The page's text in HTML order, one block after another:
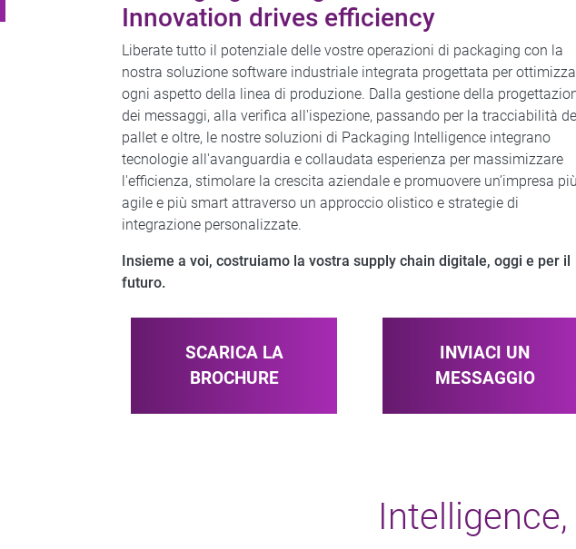
Innovation drives efficiency
Liberate tutto il potenziale delle vostre operazioni di packaging con la
nostra soluzione software industriale integrata progettata per
ogni aspetto della linea di produzione. Dalla gestione della
dei messaggi, alla verifica all'ispezione, passando per la tracciabilità
pallet e oltre, le nostre soluzioni di Packaging Intelligence integrano
tecnologie all'avanguardia e collaudata esperienza per massimizzare
l'efficienza, stimolare la crescita aziendale e promuovere un’impresa più
agile e più smart attraverso un approccio olistico e strategie di
integrazione personalizzate.​
Insieme a voi, costruiamo la vostra supply chain digitale, oggi e per il
futuro.
SCARICA LA
BROCHURE
INVIACI UN
MESSAGGIO